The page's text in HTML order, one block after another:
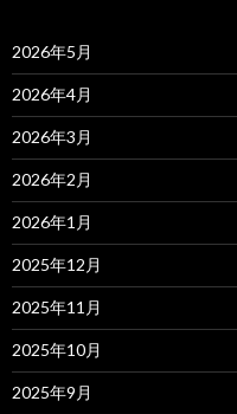
2026年5月
2026年4月
2026年3月
2026年2月
2026年1月
2025年12月
2025年11月
2025年10月
2025年9月